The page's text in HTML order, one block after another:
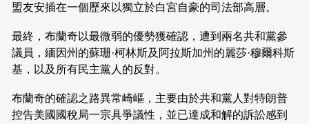
盟友安插在一個歷來以獨立於白宮自豪的司法部高層。
最終，布蘭奇以最微弱的優勢獲確認，遭到兩名共和黨參
議員，緬因州的蘇珊·柯林斯及阿拉斯加州的麗莎·穆爾科斯
基，以及所有民主黨人的反對。
布蘭奇的確認之路異常崎嶇，主要由於共和黨人對特朗普
控告美國國稅局一宗具爭議性，並已達成和解的訴訟感到